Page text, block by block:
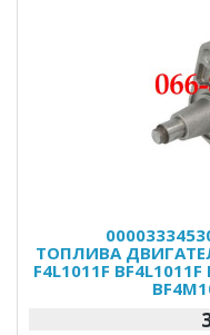
ТОПЛИВА
F4L1011F